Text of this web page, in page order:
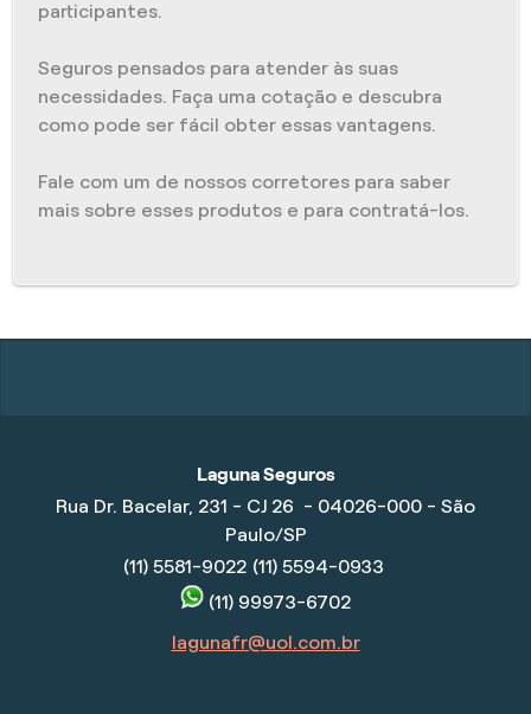
participantes.
Seguros pensados para atender às suas
necessidades. Faça uma cotação e descubra
como pode ser fácil obter essas vantagens.
Fale com um de nossos corretores para saber
mais sobre esses produtos e para contratá-los.
Laguna Seguros
Rua Dr. Bacelar, 231 - CJ 26 - 04026-000 - São
Paulo/SP
(11) 5581-9022 (11) 5594-0933
(11) 99973-6702
lagunafr@uol.com.br